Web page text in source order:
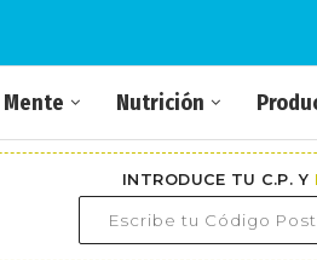
Mente Nutrición
INTRODUCE TU C.P. Y